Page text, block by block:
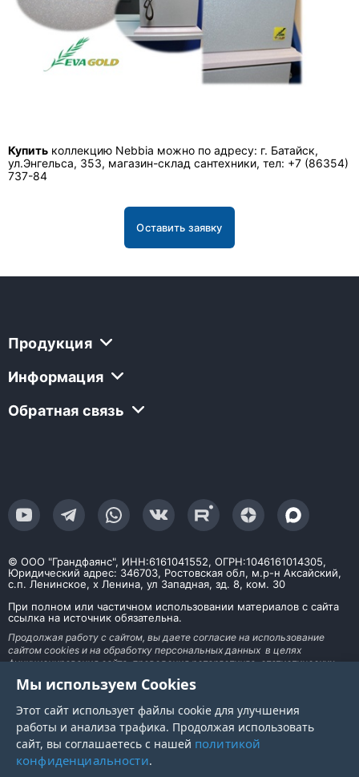
Купить коллекцию Nebbia можно по адресу: г. Батайск,
ул.Энгельса, 353, магазин-склад сантехники, тел: +7 (86354)
737-84
Оставить заявку
Продукция
Информация
Обратная связь
© ООО "Грандфаянс", ИНН:6161041552, ОГРН:1046161014305,
Юридический адрес: 346703, Ростовская обл, м.р-н Аксайский,
с.п. Ленинское, х Ленина, ул Западная, зд. 8, ком. 30
При полном или частичном использовании материалов с сайта
ссылка на источник обязательна.
Продолжая работу с сайтом, вы даете согласие на использование
сайтом cookies и на обработку персональных данных в целях
функционирования сайта, проведения ретаргетинга, статистических
рекламной информации на основе ваших предпочтений и интересов. На
Мы используем Cookies
Этот сайт использует файлы cookie для улучшения
работы и анализа трафика. Продолжая использовать
сайт, вы соглашаетесь с нашей политикой
конфиденциальности.